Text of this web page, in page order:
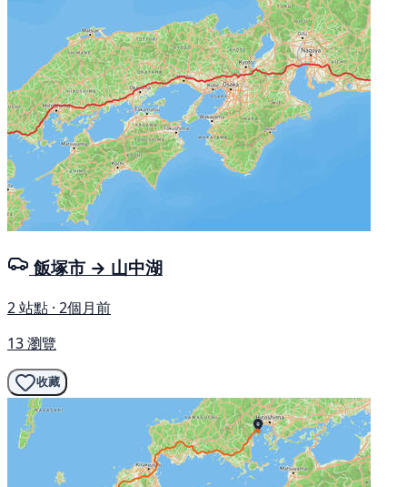
飯塚市 → 山中湖
2 站點 · 2個月前
13 瀏覽
收藏